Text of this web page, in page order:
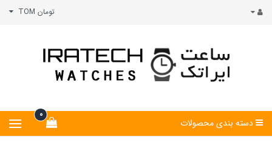
تومان TOM
0
دسته بندی محصولات